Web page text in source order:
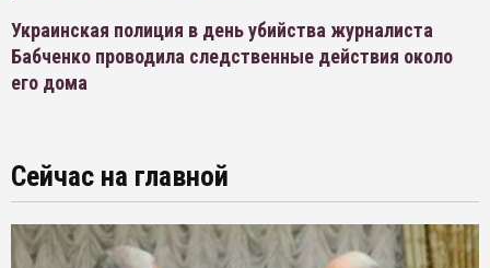
Украинская полиция в день убийства журналиста
Бабченко проводила следственные действия около
его дома
Сейчас на главной